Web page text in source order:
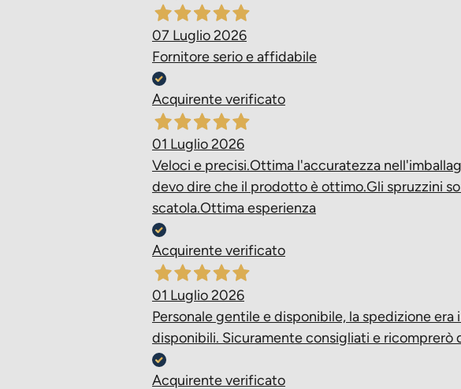
07 Luglio 2026
Fornitore serio e affidabile
Acquirente verificato
01 Luglio 2026
Veloci e precisi.Ottima l'accuratezza
devo dire che il prodotto è ottimo.Gli spruzzini
scatola.Ottima esperienza
Acquirente verificato
01 Luglio 2026
Personale gentile e disponibile, la spedizione
disponibili. Sicuramente consigliati e ricomprerò
Acquirente verificato